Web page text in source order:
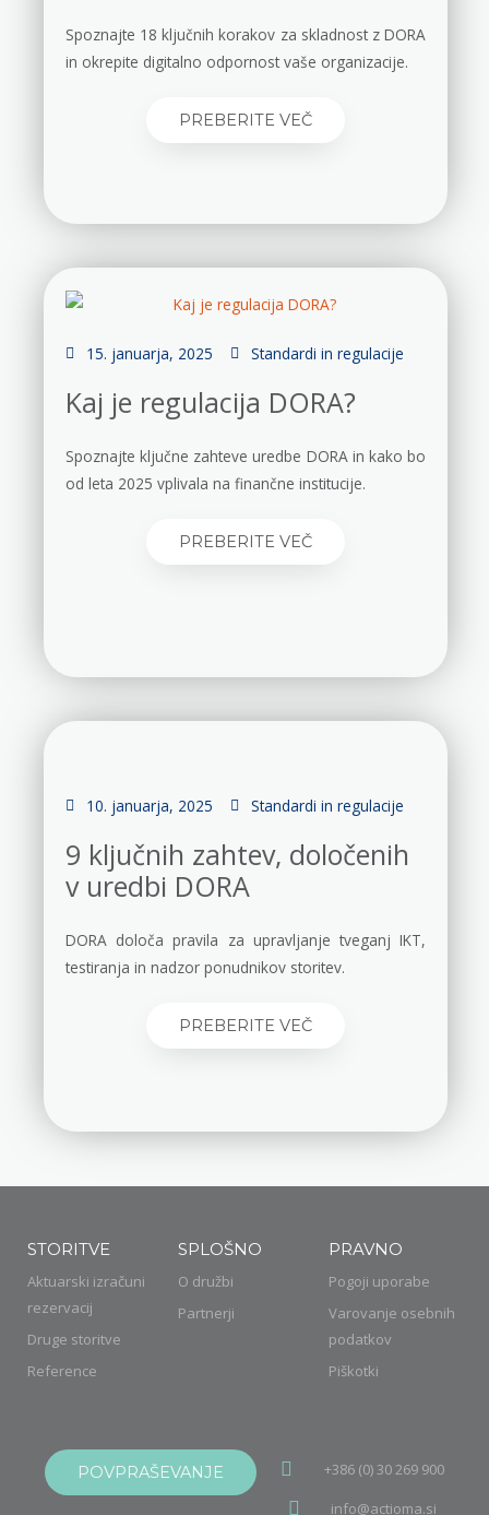
Spoznajte 18 ključnih korakov za skladnost z DORA
in okrepite digitalno odpornost vaše organizacije.
PREBERITE VEČ
15. januarja, 2025 Standardi in regulacije
Kaj je regulacija DORA?
Spoznajte ključne zahteve uredbe DORA in kako bo
od leta 2025 vplivala na finančne institucije.
PREBERITE VEČ
10. januarja, 2025 Standardi in regulacije
9 ključnih zahtev, določenih
v uredbi DORA
DORA določa pravila za upravljanje tveganj IKT,
testiranja in nadzor ponudnikov storitev.
PREBERITE VEČ
STORITVE
Aktuarski izračuni
rezervacij
Druge storitve
Reference
SPLOŠNO
O družbi
Partnerji
PRAVNO
Pogoji uporabe
Varovanje osebnih
podatkov
Piškotki
POVPRAŠEVANJE
+386 (0) 30 269 900
info@actioma.si